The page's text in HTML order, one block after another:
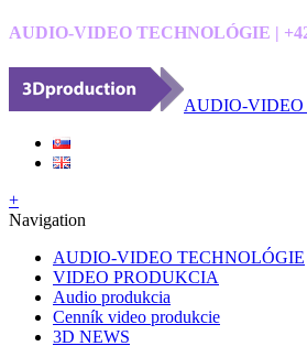
AUDIO-VIDEO TECHNOLÓGIE |
AUDIO-VIDEO
+
Navigation
AUDIO-VIDEO TECHNOLÓGIE
VIDEO PRODUKCIA
Audio produkcia
Cenník video produkcie
3D NEWS